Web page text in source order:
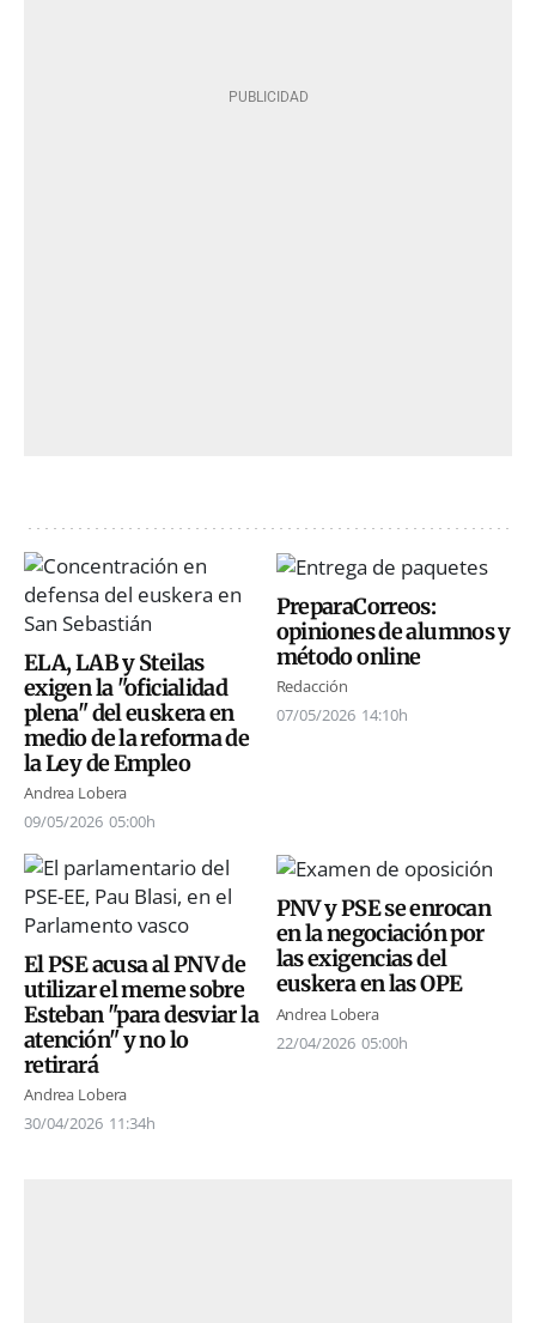
ELA, LAB y Steilas
exigen la "oficialidad
plena" del euskera en
medio de la reforma de
la Ley de Empleo
Andrea Lobera
09/05/2026 05:00h
PreparaCorreos:
opiniones de alumnos y
método online
Redacción
07/05/2026 14:10h
El PSE acusa al PNV de
utilizar el meme sobre
Esteban "para desviar la
atención" y no lo
retirará
Andrea Lobera
30/04/2026 11:34h
PNV y PSE se enrocan
en la negociación por
las exigencias del
euskera en las OPE
Andrea Lobera
22/04/2026 05:00h